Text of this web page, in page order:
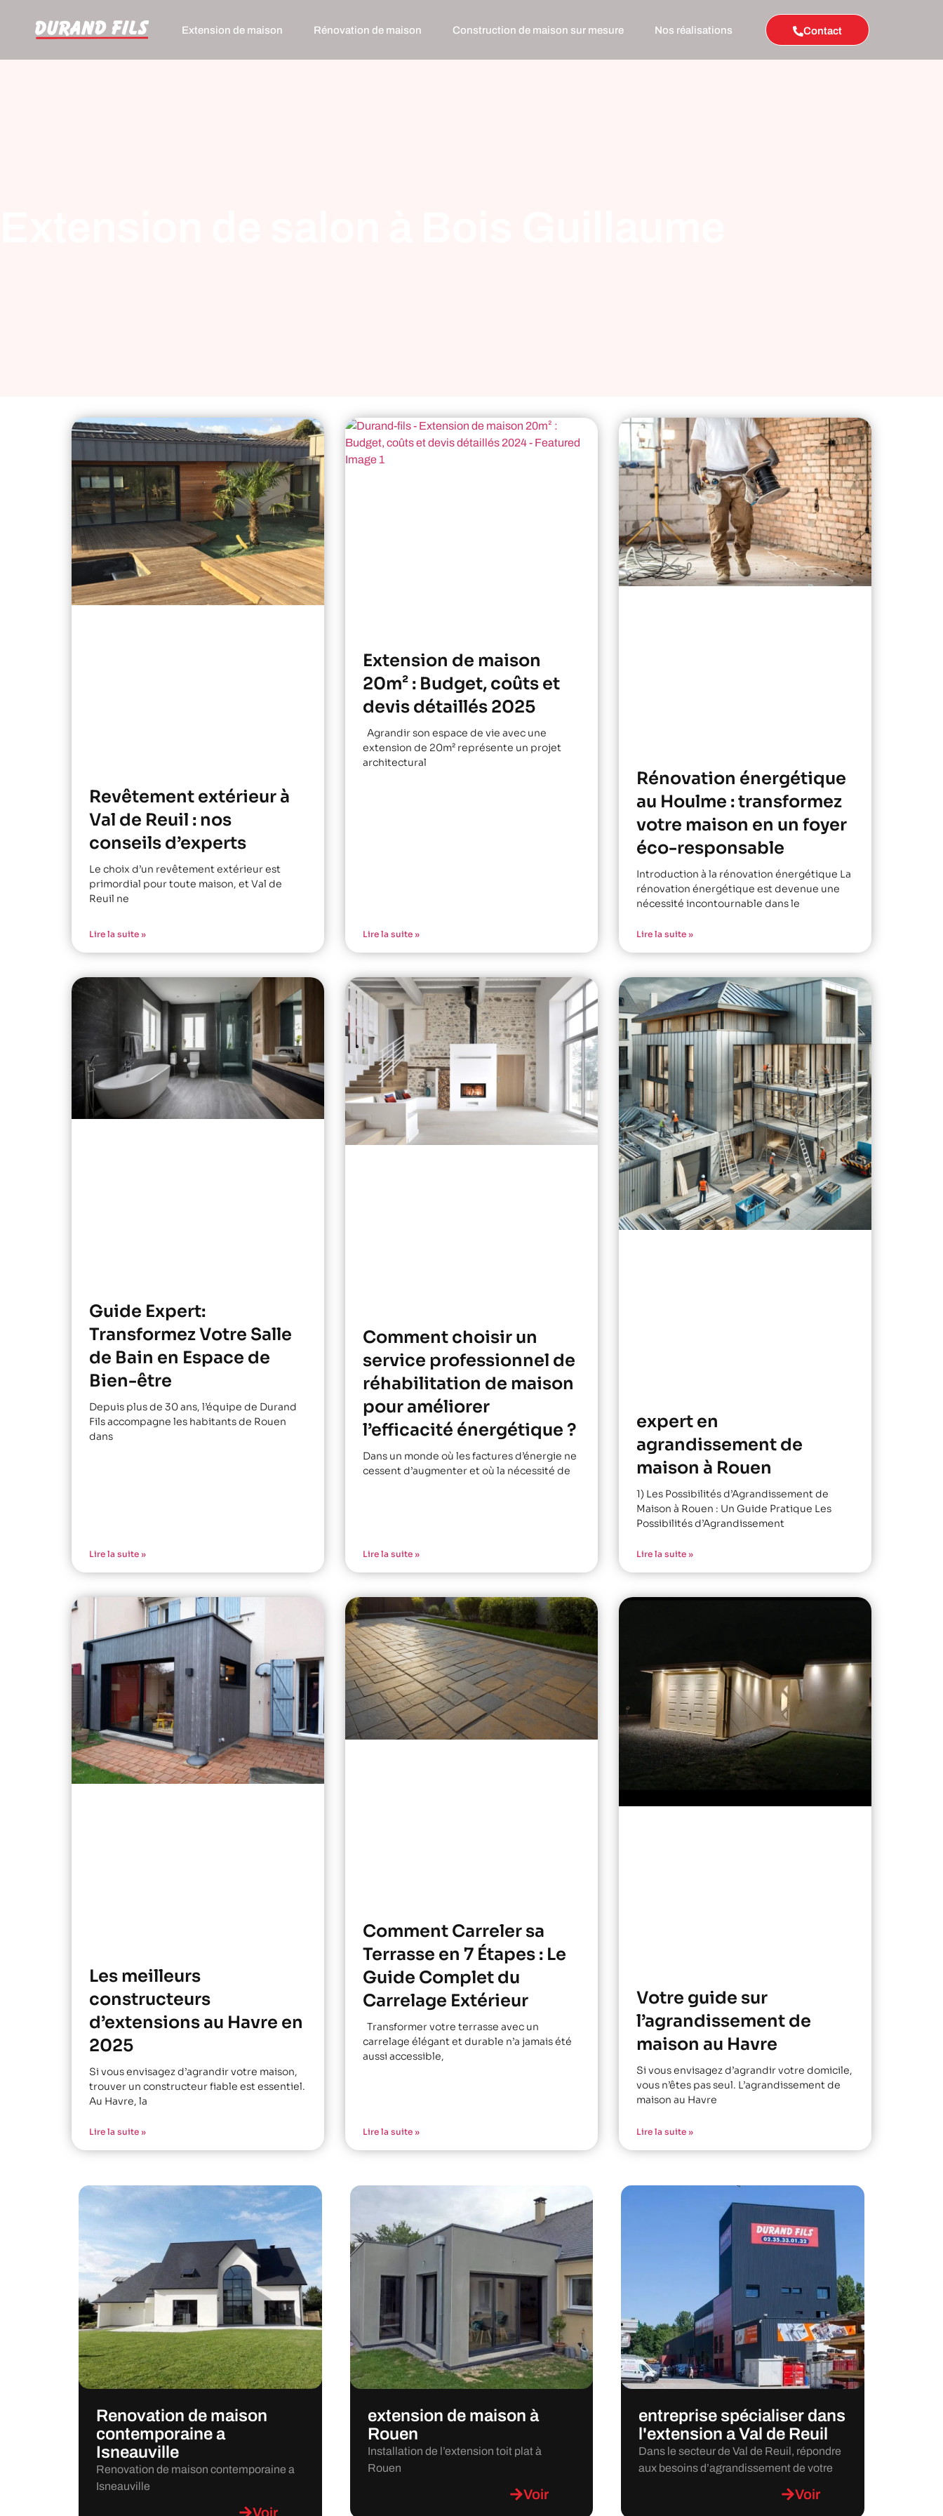
Extension de maison Rénovation de maison Construction de maison sur mesure Nos réalisations Contact
Revêtement extérieur à
Val de Reuil : nos
conseils d’experts
Le choix d’un revêtement extérieur est
primordial pour toute maison, et Val de
Reuil ne
Lire la suite »
Extension de maison
20m² : Budget, coûts et
devis détaillés 2025
Agrandir son espace de vie avec une
extension de 20m² représente un projet
architectural
Lire la suite »
Rénovation énergétique
au Houlme : transformez
votre maison en un foyer
éco-responsable
Introduction à la rénovation énergétique La
rénovation énergétique est devenue une
nécessité incontournable dans le
Lire la suite »
Guide Expert:
Transformez Votre Salle
de Bain en Espace de
Bien-être
Depuis plus de 30 ans, l’équipe de Durand
Fils accompagne les habitants de Rouen
dans
Lire la suite »
Comment choisir un
service professionnel de
réhabilitation de maison
pour améliorer
l’efficacité énergétique ?
Dans un monde où les factures d’énergie ne
cessent d’augmenter et où la nécessité de
Lire la suite »
expert en
agrandissement de
maison à Rouen
1) Les Possibilités d’Agrandissement de
Maison à Rouen : Un Guide Pratique Les
Possibilités d’Agrandissement
Lire la suite »
Les meilleurs
constructeurs
d’extensions au Havre en
2025
Si vous envisagez d’agrandir votre maison,
trouver un constructeur fiable est essentiel.
Au Havre, la
Lire la suite »
Comment Carreler sa
Terrasse en 7 Étapes : Le
Guide Complet du
Carrelage Extérieur
Transformer votre terrasse avec un
carrelage élégant et durable n’a jamais été
aussi accessible,
Lire la suite »
Votre guide sur
l’agrandissement de
maison au Havre
Si vous envisagez d’agrandir votre domicile,
vous n’êtes pas seul. L’agrandissement de
maison au Havre
Lire la suite »
Renovation de maison
contemporaine a
Isneauville
Renovation de maison contemporaine a
Isneauville
Voir
extension de maison à
Rouen
Installation de l’extension toit plat à
Rouen
Voir
entreprise spécialiser dans
l'extension a Val de Reuil
Dans le secteur de Val de Reuil, répondre
aux besoins d’agrandissement de votre
Voir